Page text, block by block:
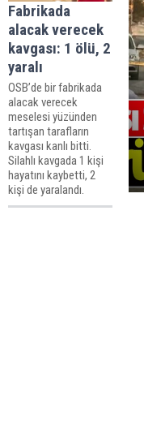
Fabrikada
alacak verecek
kavgası: 1 ölü, 2
yaralı
OSB’de bir fabrikada
alacak verecek
meselesi yüzünden
tartışan tarafların
kavgası kanlı bitti.
Silahlı kavgada 1 kişi
hayatını kaybetti, 2
kişi de yaralandı.